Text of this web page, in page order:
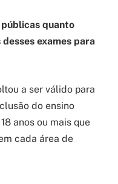
quanto
exames para
a ser válido para
do ensino
anos ou mais que
cada área de